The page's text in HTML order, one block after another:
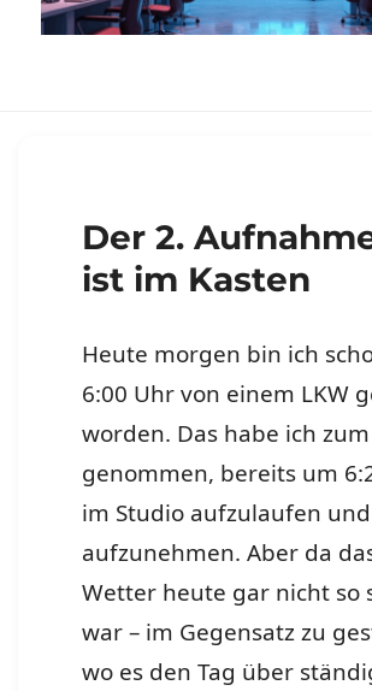
Der 2.
ist im Kasten
Heute morgen bin ich
6:00 Uhr von einem LKW
worden. Das habe ich
genommen, bereits um
im Studio aufzulaufen und
aufzunehmen. Aber da
Wetter heute gar nicht so
war – im Gegensatz zu
wo es den Tag über